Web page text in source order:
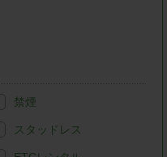
禁煙
スタッドレス